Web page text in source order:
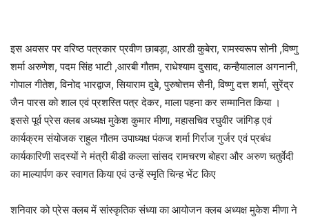
इस अवसर पर वरिष्ठ पत्रकार प्रवीण छाबड़ा, आरडी कुबेरा, रामस्वरूप सोनी ,विष्णु
शर्मा अरुणेश, पदम सिंह भाटी ,आरबी गौतम, राधेश्याम दुसाद, कन्हैयालाल अगनानी,
गोपाल गीतेश, विनोद भारद्वाज, सियाराम दुबे, पुरुषोत्तम सैनी, विष्णु दत्त शर्मा, सुरेंद्र
जैन पारस को शाल एवं प्रशस्ति पत्र देकर, माला पहना कर सम्मानित किया ।
इससे पूर्व प्रेस क्लब अध्यक्ष मुकेश कुमार मीणा, महासचिव रघुवीर जांगिड़ एवं
कार्यक्रम संयोजक राहुल गौतम उपाध्यक्ष पंकज शर्मा गिर्राज गुर्जर एवं प्रबंध
कार्यकारिणी सदस्यों ने मंत्री बीडी कल्ला सांसद रामचरण बोहरा और अरुण चतुर्वेदी
का माल्यार्पण कर स्वागत किया एवं उन्हें स्मृति चिन्ह भेंट किए
शनिवार को प्रेस क्लब में सांस्कृतिक संध्या का आयोजन क्लब अध्यक्ष मुकेश मीणा ने